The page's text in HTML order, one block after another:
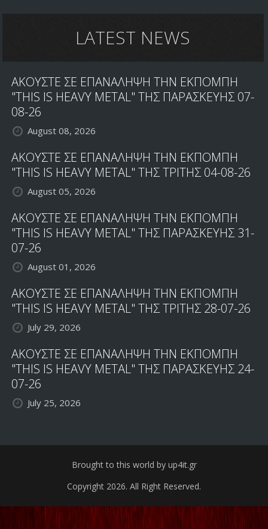
LATEST NEWS
ΑΚΟΥΣΤΕ ΣΕ ΕΠΑΝΑΛΗΨΗ ΤΗΝ ΕΚΠΟΜΠΗ
"THIS IS HEAVY METAL" ΤΗΣ ΠΑΡΑΣΚΕΥΗΣ 07-
08-26
August 08, 2026
ΑΚΟΥΣΤΕ ΣΕ ΕΠΑΝΑΛΗΨΗ ΤΗΝ ΕΚΠΟΜΠΗ
"THIS IS HEAVY METAL" ΤΗΣ ΤΡΙΤΗΣ 04-08-26
August 05, 2026
ΑΚΟΥΣΤΕ ΣΕ ΕΠΑΝΑΛΗΨΗ ΤΗΝ ΕΚΠΟΜΠΗ
"THIS IS HEAVY METAL" ΤΗΣ ΠΑΡΑΣΚΕΥΗΣ 31-
07-26
August 01, 2026
ΑΚΟΥΣΤΕ ΣΕ ΕΠΑΝΑΛΗΨΗ ΤΗΝ ΕΚΠΟΜΠΗ
"THIS IS HEAVY METAL" ΤΗΣ ΤΡΙΤΗΣ 28-07-26
July 29, 2026
ΑΚΟΥΣΤΕ ΣΕ ΕΠΑΝΑΛΗΨΗ ΤΗΝ ΕΚΠΟΜΠΗ
"THIS IS HEAVY METAL" ΤΗΣ ΠΑΡΑΣΚΕΥΗΣ 24-
07-26
July 25, 2026
Brought to this world by up4it.gr
Copyright 2026. All Right Reserved.